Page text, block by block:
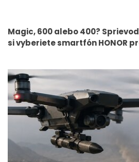
Magic, 600 alebo 400?
si vyberiete smartfón HONOR